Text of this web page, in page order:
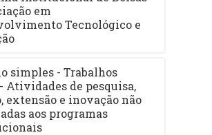
em
Tecnológico e
simples - Trabalhos
Atividades de pesquisa,
extensão e inovação não
aos programas